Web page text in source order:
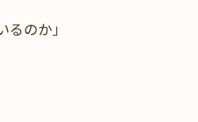
のか」